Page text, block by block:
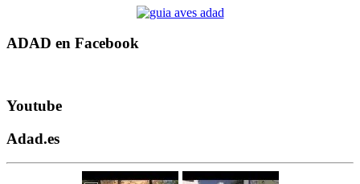
ADAD en Facebook
Youtube
Adad.es